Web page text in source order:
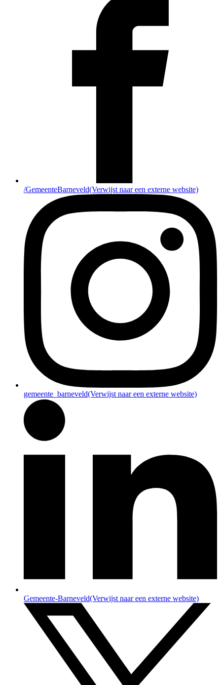
/GemeenteBarneveld(Verwijst naar een externe website)
gemeente_barneveld(Verwijst naar een externe website)
Gemeente-Barneveld(Verwijst naar een externe website)